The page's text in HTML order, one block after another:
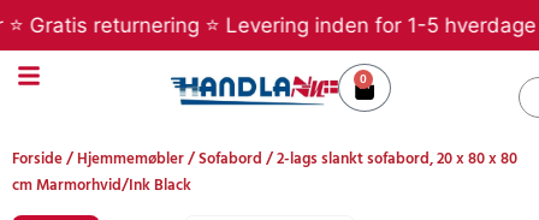
indholdet
returnering ⭐ Levering inden for 1-5 hverdage ⭐
0
Kurv
Forside/Hjemmemøbler/Sofabord/ 2-lags slankt sofabord, 20 x 80 x 80
cm Marmorhvid/Ink Black